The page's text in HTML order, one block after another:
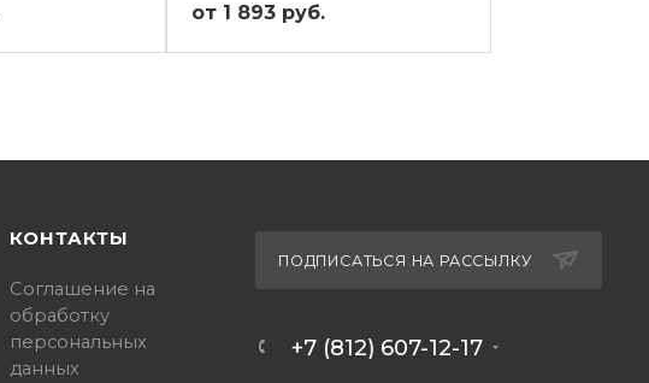
от 1 893 руб.
КОНТАКТЫ
Соглашение на
обработку
персональных
данных
ПОДПИСАТЬСЯ НА РАССЫЛКУ
+7 (812) 607-12-17